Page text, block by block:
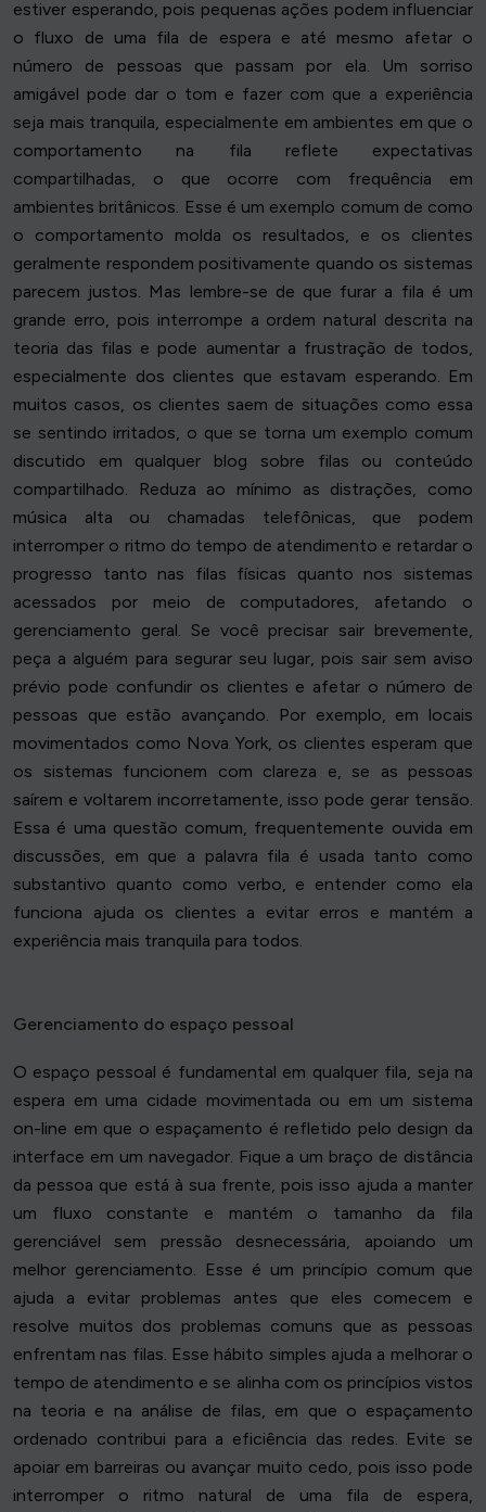
estiver esperando, pois pequenas ações podem influenciar
o fluxo de uma fila de espera e até mesmo afetar o
número de pessoas que passam por ela. Um sorriso
amigável pode dar o tom e fazer com que a experiência
seja mais tranquila, especialmente em ambientes em que o
comportamento na fila reflete expectativas
compartilhadas, o que ocorre com frequência em
ambientes britânicos. Esse é um exemplo comum de como
o comportamento molda os resultados, e os clientes
geralmente respondem positivamente quando os sistemas
parecem justos. Mas lembre-se de que furar a fila é um
grande erro, pois interrompe a ordem natural descrita na
teoria das filas e pode aumentar a frustração de todos,
especialmente dos clientes que estavam esperando. Em
muitos casos, os clientes saem de situações como essa
se sentindo irritados, o que se torna um exemplo comum
discutido em qualquer blog sobre filas ou conteúdo
compartilhado. Reduza ao mínimo as distrações, como
música alta ou chamadas telefônicas, que podem
interromper o ritmo do tempo de atendimento e retardar o
progresso tanto nas filas físicas quanto nos sistemas
acessados por meio de computadores, afetando o
gerenciamento geral. Se você precisar sair brevemente,
peça a alguém para segurar seu lugar, pois sair sem aviso
prévio pode confundir os clientes e afetar o número de
pessoas que estão avançando. Por exemplo, em locais
movimentados como Nova York, os clientes esperam que
os sistemas funcionem com clareza e, se as pessoas
saírem e voltarem incorretamente, isso pode gerar tensão.
Essa é uma questão comum, frequentemente ouvida em
discussões, em que a palavra fila é usada tanto como
substantivo quanto como verbo, e entender como ela
funciona ajuda os clientes a evitar erros e mantém a
experiência mais tranquila para todos.
Gerenciamento do espaço pessoal
O espaço pessoal é fundamental em qualquer fila, seja na
espera em uma cidade movimentada ou em um sistema
on-line em que o espaçamento é refletido pelo design da
interface em um navegador. Fique a um braço de distância
da pessoa que está à sua frente, pois isso ajuda a manter
um fluxo constante e mantém o tamanho da fila
gerenciável sem pressão desnecessária, apoiando um
melhor gerenciamento. Esse é um princípio comum que
ajuda a evitar problemas antes que eles comecem e
resolve muitos dos problemas comuns que as pessoas
enfrentam nas filas. Esse hábito simples ajuda a melhorar o
tempo de atendimento e se alinha com os princípios vistos
na teoria e na análise de filas, em que o espaçamento
ordenado contribui para a eficiência das redes. Evite se
apoiar em barreiras ou avançar muito cedo, pois isso pode
interromper o ritmo natural de uma fila de espera,